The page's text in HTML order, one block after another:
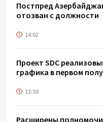
Постпред
отозван с должности
14:02
Проект SDC
графика в первом
13:50
Расширены